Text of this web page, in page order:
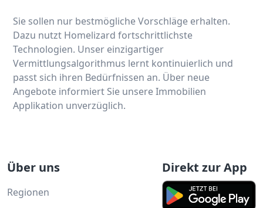
Sie sollen nur bestmögliche Vorschläge erhalten.
Dazu nutzt Homelizard fortschrittlichste
Technologien. Unser einzigartiger
Vermittlungsalgorithmus lernt kontinuierlich und
passt sich ihren Bedürfnissen an. Über neue
Angebote informiert Sie unsere Immobilien
Applikation unverzüglich.
Über uns
Regionen
Direkt zur App